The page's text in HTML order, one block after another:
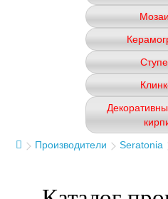
Производители Seratonia